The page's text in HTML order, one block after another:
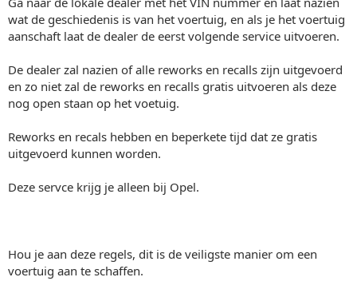
wat de geschiedenis is van het voertuig, en als je het voertuig
aanschaft laat de dealer de eerst volgende service uitvoeren.
De dealer zal nazien of alle reworks en recalls zijn uitgevoerd
en zo niet zal de reworks en recalls gratis uitvoeren als deze
nog open staan op het voetuig.
Reworks en recals hebben en beperkete tijd dat ze gratis
uitgevoerd kunnen worden.
Deze servce krijg je alleen bij Opel.
Hou je aan deze regels, dit is de veiligste manier om een
voertuig aan te schaffen.